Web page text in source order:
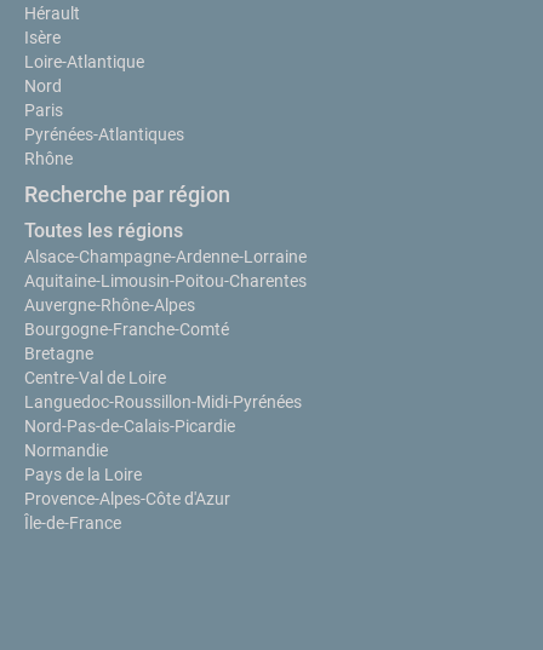
Hérault
Isère
Loire-Atlantique
Nord
Paris
Pyrénées-Atlantiques
Rhône
Recherche par région
Toutes les régions
Alsace-Champagne-Ardenne-Lorraine
Aquitaine-Limousin-Poitou-Charentes
Auvergne-Rhône-Alpes
Bourgogne-Franche-Comté
Bretagne
Centre-Val de Loire
Languedoc-Roussillon-Midi-Pyrénées
Nord-Pas-de-Calais-Picardie
Normandie
Pays de la Loire
Provence-Alpes-Côte d'Azur
Île-de-France